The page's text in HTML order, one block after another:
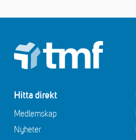
Footer
Hitta direkt
Medlemskap
Nyheter